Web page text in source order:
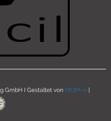
GmbH I Gestaltet von MOM-ix |